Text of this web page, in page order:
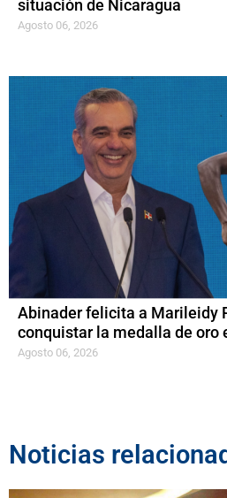
situación de Nicaragua
Agosto 06, 2026
Abinader felicita a Marileidy
conquistar la medalla de oro
Agosto 06, 2026
Noticias